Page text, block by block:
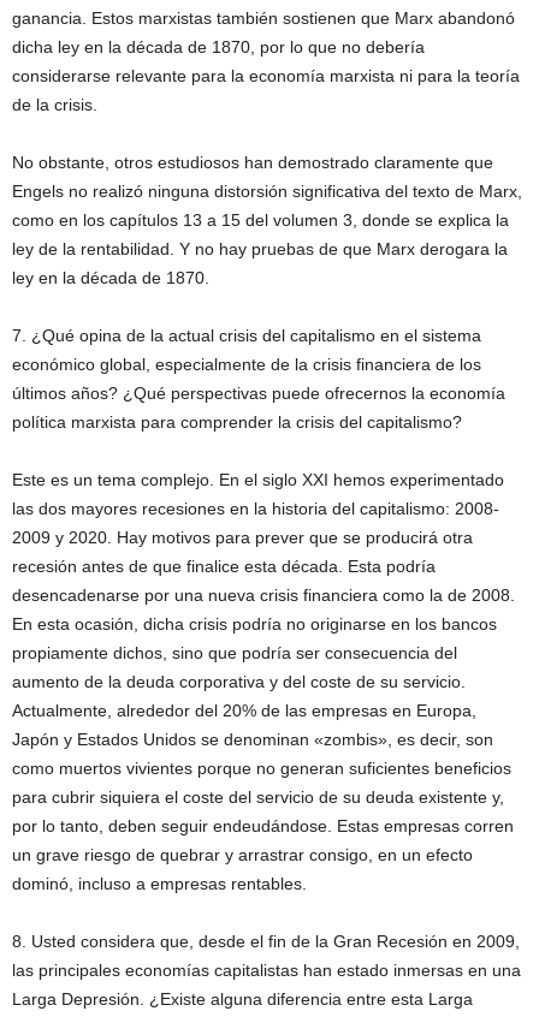
ganancia. Estos marxistas también sostienen que Marx abandonó
dicha ley en la década de 1870, por lo que no debería
considerarse relevante para la economía marxista ni para la teoría
de la crisis.
No obstante, otros estudiosos han demostrado claramente que
Engels no realizó ninguna distorsión significativa del texto de Marx,
como en los capítulos 13 a 15 del volumen 3, donde se explica la
ley de la rentabilidad. Y no hay pruebas de que Marx derogara la
ley en la década de 1870.
7. ¿Qué opina de la actual crisis del capitalismo en el sistema
económico global, especialmente de la crisis financiera de los
últimos años? ¿Qué perspectivas puede ofrecernos la economía
política marxista para comprender la crisis del capitalismo?
Este es un tema complejo. En el siglo XXI hemos experimentado
las dos mayores recesiones en la historia del capitalismo: 2008-
2009 y 2020. Hay motivos para prever que se producirá otra
recesión antes de que finalice esta década. Esta podría
desencadenarse por una nueva crisis financiera como la de 2008.
En esta ocasión, dicha crisis podría no originarse en los bancos
propiamente dichos, sino que podría ser consecuencia del
aumento de la deuda corporativa y del coste de su servicio.
Actualmente, alrededor del 20% de las empresas en Europa,
Japón y Estados Unidos se denominan «zombis», es decir, son
como muertos vivientes porque no generan suficientes beneficios
para cubrir siquiera el coste del servicio de su deuda existente y,
por lo tanto, deben seguir endeudándose. Estas empresas corren
un grave riesgo de quebrar y arrastrar consigo, en un efecto
dominó, incluso a empresas rentables.
8. Usted considera que, desde el fin de la Gran Recesión en 2009,
las principales economías capitalistas han estado inmersas en una
Larga Depresión. ¿Existe alguna diferencia entre esta Larga